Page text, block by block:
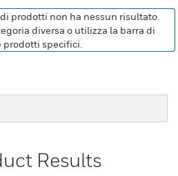
prodotti non ha nessun risultato.
diversa o utilizza la barra di
prodotti specifici.
Results